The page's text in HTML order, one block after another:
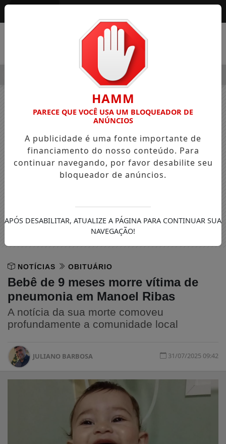
OSVALDO PEDRO DOS SANTOS, O “NEGUINHO DA
NOTÍCIAS OBITUÁRIO
Bebê de 9 meses morre vítima de
pneumonia em Manoel Ribas
A notícia da sua morte comoveu
profundamente a comunidade local
JULIANO BARBOSA 31/07/2025 09:42
HAMM
PARECE QUE VOCÊ USA UM BLOQUEADOR DE
ANÚNCIOS
A publicidade é uma fonte importante de
financiamento do nosso conteúdo. Para
continuar navegando, por favor desabilite seu
bloqueador de anúncios.
APÓS DESABILITAR, ATUALIZE A PÁGINA PARA CONTINUAR SUA
NAVEGAÇÃO!